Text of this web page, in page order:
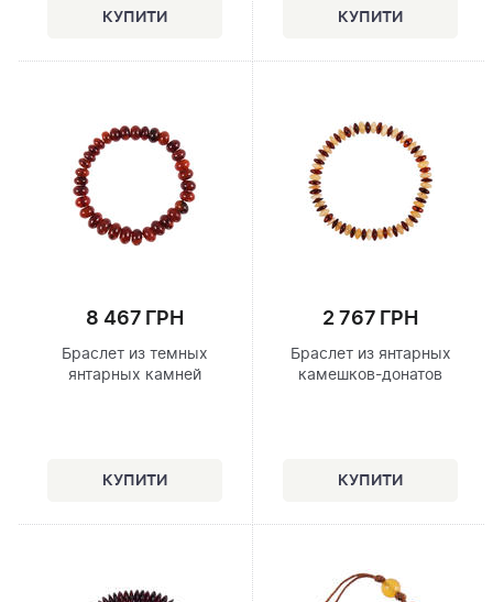
8 467 ГРН
Браслет из темных
янтарных камней
2 767 ГРН
Браслет из янтарных
камешков-донатов